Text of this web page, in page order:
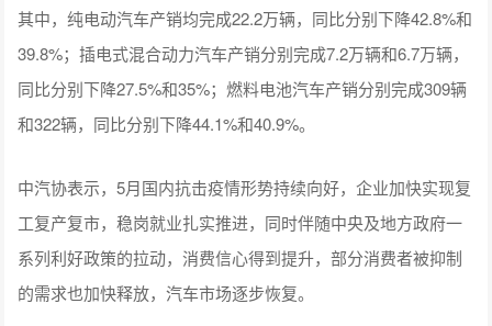
其中，纯电动汽车产销均完成22.2万辆，同比分别下降42.8%和
39.8%；插电式混合动力汽车产销分别完成7.2万辆和6.7万辆，
同比分别下降27.5%和35%；燃料电池汽车产销分别完成309辆
和322辆，同比分别下降44.1%和40.9%。
中汽协表示，5月国内抗击疫情形势持续向好，企业加快实现复
工复产复市，稳岗就业扎实推进，同时伴随中央及地方政府一
系列利好政策的拉动，消费信心得到提升，部分消费者被抑制
的需求也加快释放，汽车市场逐步恢复。